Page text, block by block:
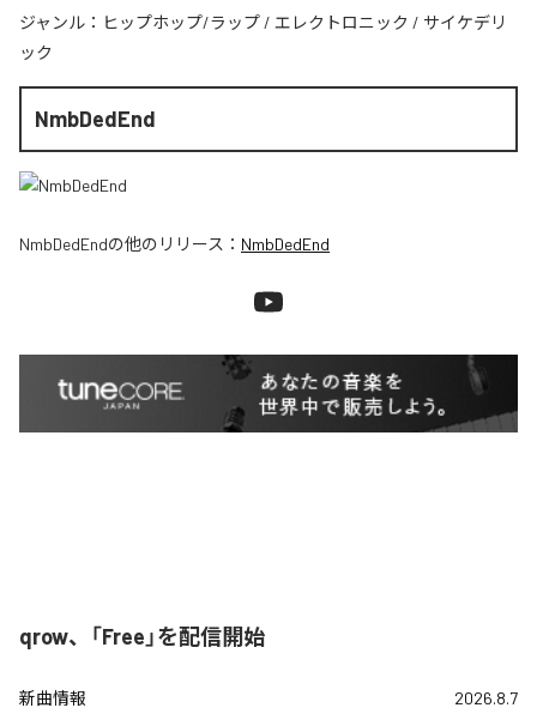
ジャンル： ヒップホップ/ラップ / エレクトロニック / サイケデリ
ック
NmbDedEnd
NmbDedEndの他のリリース： NmbDedEnd
qrow、「Free」を配信開始
新曲情報 2026.8.7